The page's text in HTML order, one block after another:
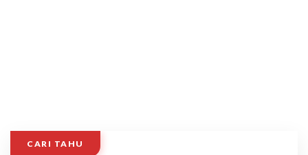
CARI TAHU